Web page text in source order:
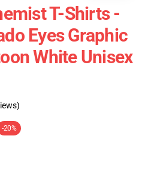
T-Shirts -
Eyes Graphic
White Unisex
-20%